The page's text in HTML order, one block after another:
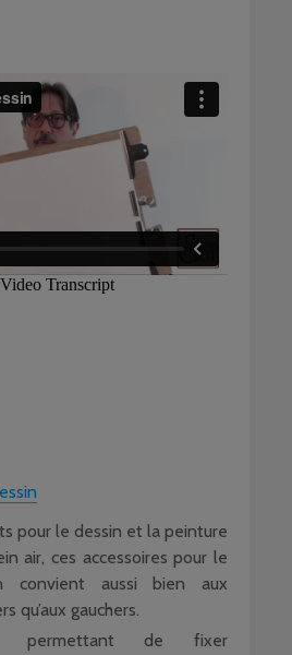
pour le dessin et la peinture
air, ces accessoires pour le
convient aussi bien aux
qu’aux gauchers.
permettant de fixer